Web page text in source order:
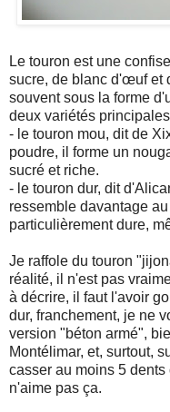
Le touron est une
sucre, de blanc d'œuf et
souvent sous la forme
deux variétés
- le touron mou, dit de
poudre, il forme un
sucré et riche.
- le touron dur, dit
ressemble davantage
particulièrement dure,
Je raffole du touron
réalité, il n'est pas
à décrire, il faut l'avoir
dur, franchement, je ne
version "béton armé",
Montélimar, et, surtout,
casser au moins 5
n'aime pas ça.